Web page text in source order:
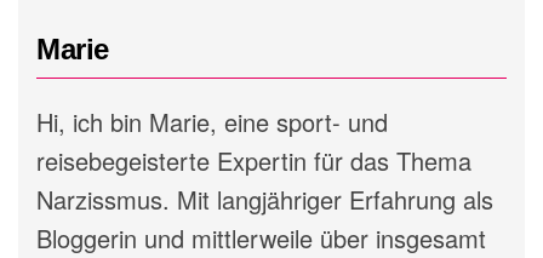
Marie
Hi, ich bin Marie, eine sport- und
reisebegeisterte Expertin für das Thema
Narzissmus. Mit langjähriger Erfahrung als
Bloggerin und mittlerweile über insgesamt